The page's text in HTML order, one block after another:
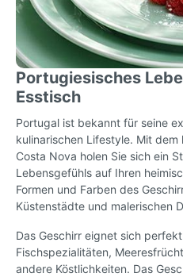
Portugiesisches
Esstisch
Portugal ist bekannt für seine
kulinarischen Lifestyle. Mit
Costa Nova holen Sie sich ein
Lebensgefühls auf Ihren
Formen und Farben des
Küstenstädte und malerischen
Das Geschirr eignet sich
Fischspezialitäten,
andere Köstlichkeiten. Das